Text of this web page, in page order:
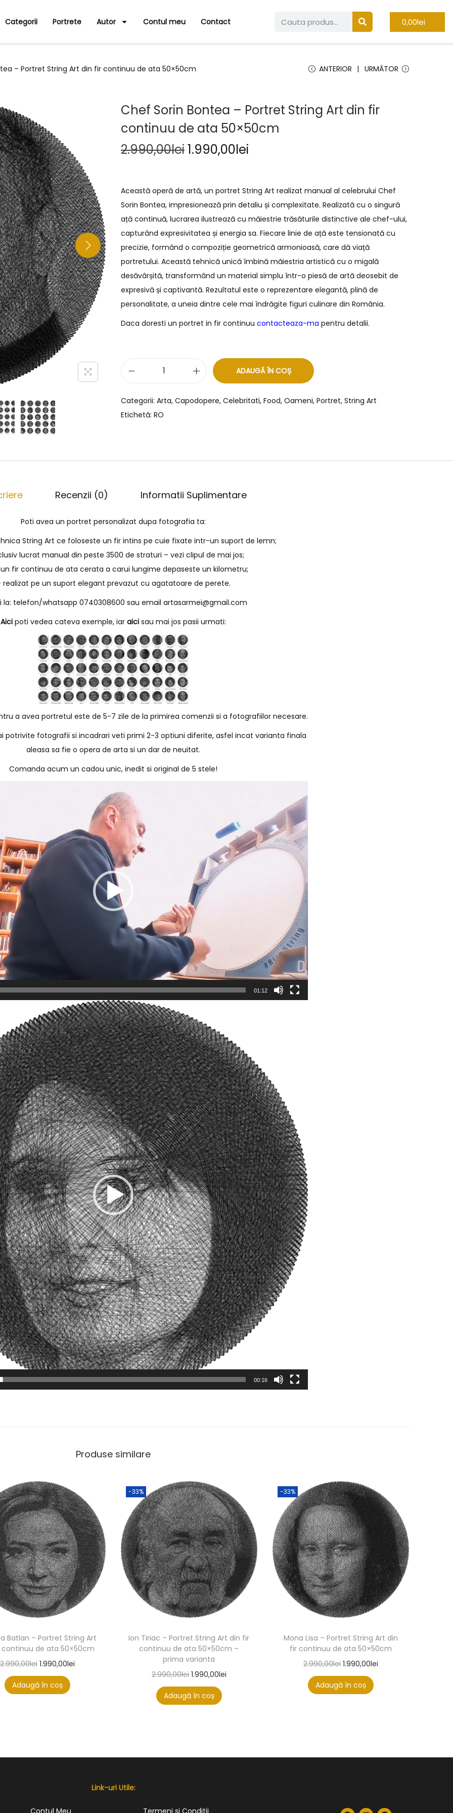
Categorii Portrete Autor Contul meu Contact 0,00lei
– Portret String Art din fir continuu de ata 50×50cm ANTERIOR URMĂTOR
Chef Sorin Bontea – Portret String Art din fir
continuu de ata 50×50cm
2.990,00lei1.990,00lei
Această operă de artă, un portret String Art realizat manual al celebrului Chef
Sorin Bontea, impresionează prin detaliu și complexitate. Realizată cu o singură
ață continuă, lucrarea ilustrează cu măiestrie trăsăturile distinctive ale chef-ului,
capturând expresivitatea și energia sa. Fiecare linie de ață este tensionată cu
precizie, formând o compoziție geometrică armonioasă, care dă viață
portretului. Această tehnică unică îmbină măiestria artistică cu o migală
desăvârșită, transformând un material simplu într-o piesă de artă deosebit de
expresivă și captivantă. Rezultatul este o reprezentare elegantă, plină de
personalitate, a uneia dintre cele mai îndrăgite figuri culinare din România.
Daca doresti un portret in fir continuu contacteaza-ma pentru detalii.
ADAUGĂ ÎN COȘ
Categorii: Arta, Capodopere, Celebritati, Food, Oameni, Portret, String Art
Etichetă: RO
Recenzii (0) Informatii Suplimentare
Poti avea un portret personalizat dupa fotografia ta:
String Art ce foloseste un fir intins pe cuie fixate intr-un suport de lemn;
lucrat manual din peste 3500 de straturi – vezi clipul de mai jos;
fir continuu de ata cerata a carui lungime depaseste un kilometru;
realizat pe un suport elegant prevazut cu agatatoare de perete.
la: telefon/whatsapp 0740308600 sau email artasarmei@gmail.com
Aici poti vedea cateva exemple, iar aici sau mai jos pasii urmati:
a avea portretul este de 5-7 zile de la primirea comenzii si a fotografiilor necesare.
potrivite fotografii si incadrari veti primi 2-3 optiuni diferite, asfel incat varianta finala
aleasa sa fie o opera de arta si un dar de neuitat.
Comanda acum un cadou unic, inedit si original de 5 stele!
01:12
00:16
Produse similare
Batlan – Portret String Art
continuu de ata 50×50cm
2.990,00lei 1.990,00lei
Adaugă în coș
-33%
Ion Tiriac – Portret String Art din fir
continuu de ata 50×50cm –
prima varianta
2.990,00lei 1.990,00lei
Adaugă în coș
-33%
Mona Lisa – Portret String Art din
fir continuu de ata 50×50cm
2.990,00lei 1.990,00lei
Adaugă în coș
Link-uri Utile: